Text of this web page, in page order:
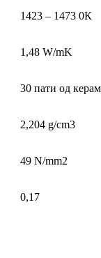
1423 – 1473 0К
1,48 W/mK
30 пати од
2,204 g/cm3
49 N/mm2
0,17